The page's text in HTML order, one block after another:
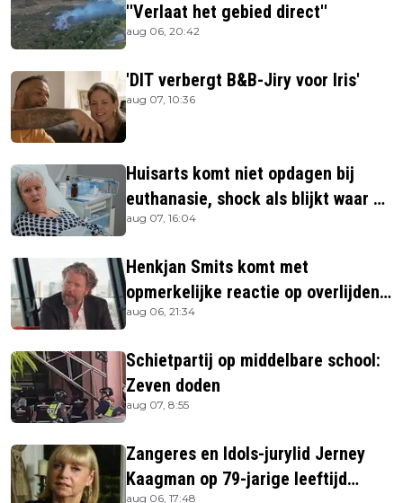
''Verlaat het gebied direct''
aug 06, 20:42
'DIT verbergt B&B-Jiry voor Iris'
aug 07, 10:36
Huisarts komt niet opdagen bij
euthanasie, shock als blijkt waar ze
is
aug 07, 16:04
Henkjan Smits komt met
opmerkelijke reactie op overlijden
Jerney Kaagman
aug 06, 21:34
Schietpartij op middelbare school:
Zeven doden
aug 07, 8:55
Zangeres en Idols-jurylid Jerney
Kaagman op 79-jarige leeftijd
aug 06, 17:48